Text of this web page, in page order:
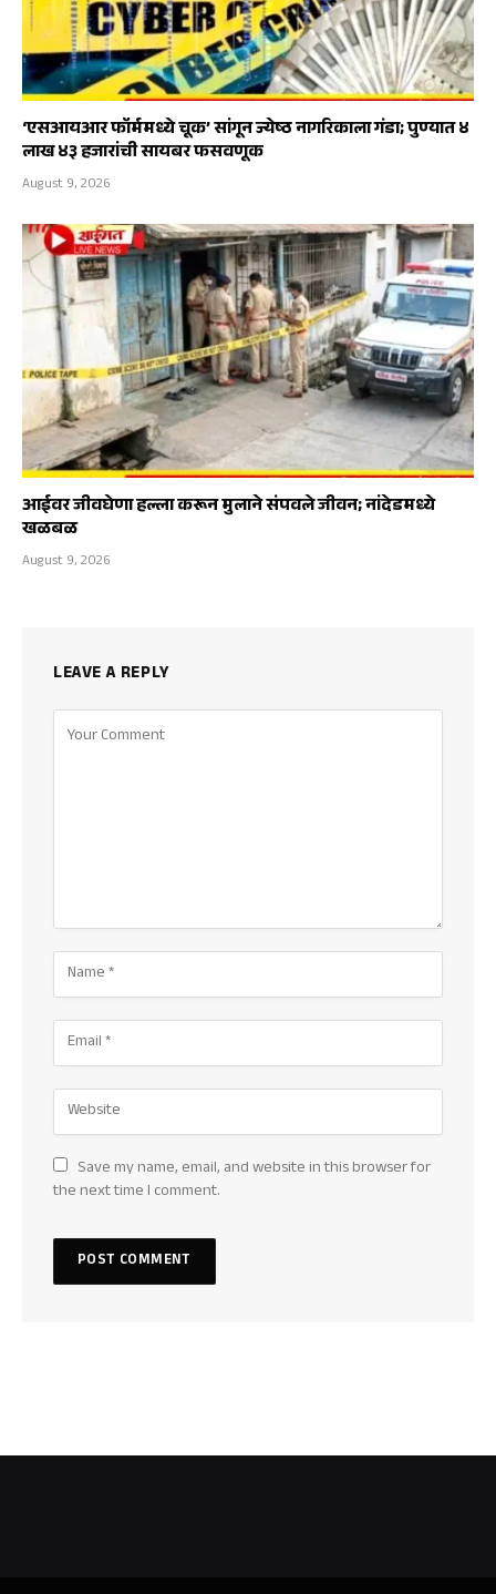
‘एसआयआर फॉर्ममध्ये चूक’ सांगून ज्येष्ठ नागरिकाला गंडा; पुण्यात ४
लाख ४३ हजारांची सायबर फसवणूक
August 9, 2026
आईवर जीवघेणा हल्ला करून मुलाने संपवले जीवन; नांदेडमध्ये
खळबळ
August 9, 2026
LEAVE A REPLY
Save my name, email, and website in this browser for
the next time I comment.